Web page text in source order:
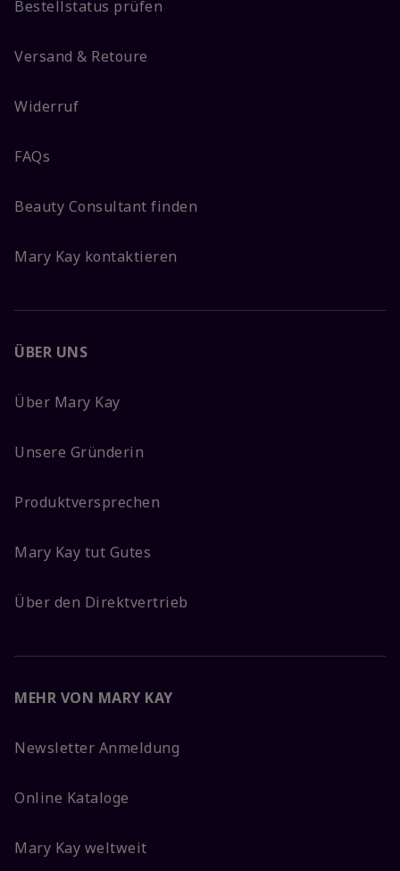
Bestellstatus prüfen
Versand & Retoure
Widerruf
FAQs
Beauty Consultant finden
Mary Kay kontaktieren
ÜBER UNS
Über Mary Kay
Unsere Gründerin
Produktversprechen
Mary Kay tut Gutes
Über den Direktvertrieb
MEHR VON MARY KAY
Newsletter Anmeldung
Online Kataloge
Mary Kay weltweit